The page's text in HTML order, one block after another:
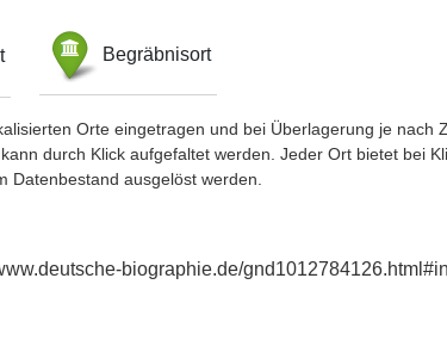
Begräbnisort
Orte eingetragen und bei Überlagerung je nach
durch Klick aufgefaltet werden. Jeder Ort bietet bei
Datenbestand ausgelöst werden.
biographie.de/